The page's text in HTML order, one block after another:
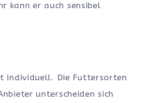
kann er auch sensibel
individuell. Die Futtersorten
unterscheiden sich